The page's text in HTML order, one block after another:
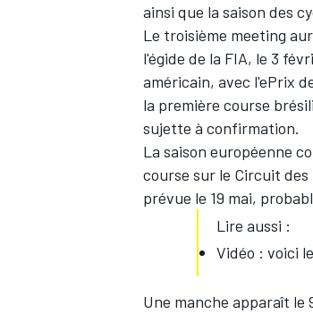
ainsi que la saison des
Le troisième meeting
l'égide de la FIA, le 3
américain, avec l'ePrix
la première course
sujette à confirmation.
La saison européenne
course sur le Circuit
prévue le 19 mai,
Lire aussi :
Vidéo : voici
Une manche apparaît